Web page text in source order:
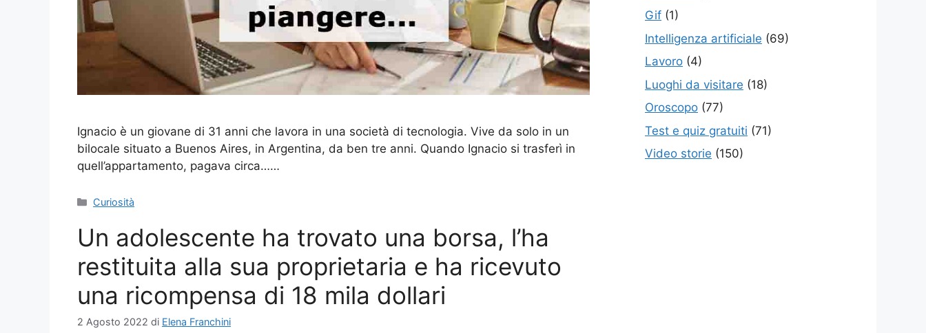
Ignacio è un giovane di 31 anni che lavora in una società di tecnologia. Vive da solo in un
bilocale situato a Buenos Aires, in Argentina, da ben tre anni. Quando Ignacio si trasferì in
quell’appartamento, pagava circa……
Categorie
Curiosità
Un adolescente ha trovato una borsa, l’ha
restituita alla sua proprietaria e ha ricevuto
una ricompensa di 18 mila dollari
2 Agosto 2022 di Elena Franchini
Gif (1)
Intelligenza artificiale (69)
Lavoro (4)
Luoghi da visitare (18)
Oroscopo (77)
Test e quiz gratuiti (71)
Video storie (150)